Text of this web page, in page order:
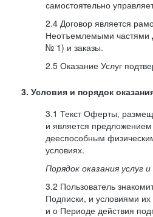
самостоятельно
2.4 Договор является
Неотъемлемыми частями
№ 1) и заказы.
2.5 Оказание Услуг
3. Условия и порядок
3.1 Текст Оферты,
и является
дееспособным
условиях.
Порядок оказания услуг
3.2 Пользователь
Подписки, и условиями
и о Периоде действия